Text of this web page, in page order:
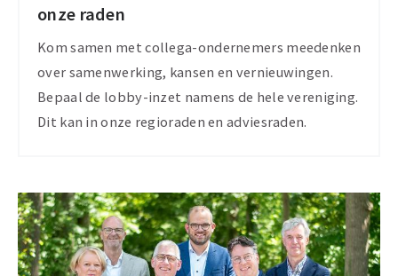
onze raden
Kom samen met collega-ondernemers meedenken
over samenwerking, kansen en vernieuwingen.
Bepaal de lobby-inzet namens de hele vereniging.
Dit kan in onze regioraden en adviesraden.
raden